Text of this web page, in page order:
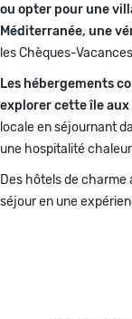
ou opter pour une
Méditerranée, une
les Chèques-
Les hébergements
explorer cette île
locale en séjournant
une hospitalité
Des hôtels de
séjour en une